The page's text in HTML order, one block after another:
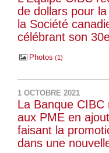
de dollars pour
la Société
célébrant son
Photos 1
1 OCTOBRE 2021
La Banque
aux PME en
faisant la
dans une